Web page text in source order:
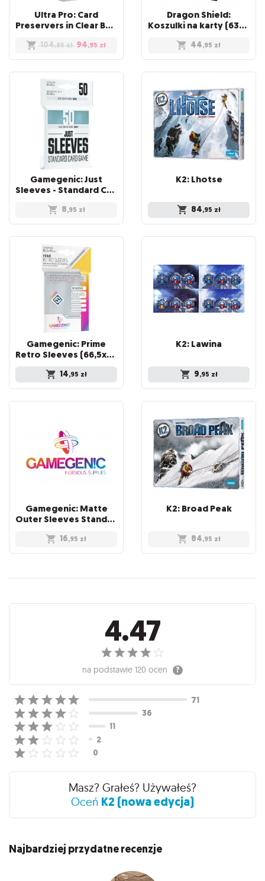
Ultra Pro: Card
Preservers in Clear Box (100)
104,95 zł 94,95 zł
Dragon Shield:
Koszulki na karty (63x88 mm) "Standard Size" Non-Glare, 100 sztuk, Clear
44,95 zł
Gamegenic: Just
Sleeves - Standard Card Game Sleeves (66x91 mm), 50 sztuk
8,95 zł
K2: Lhotse
84,95 zł
Gamegenic: Prime
Retro Sleeves (66,5x94 mm) 50 sztuk, Clear
14,95 zł
K2:Lawina
9,95 zł
Gamegenic: Matte
Outer Sleeves Standard (66x91 mm), 50 sztuk
16,95 zł
K2: Broad Peak
84,95 zł
Recenzje
4.47
na podstawie 120 ocen
Masz? Grałeś? Używałeś?
Oceń K2 (nowa edycja)
Najbardziej przydatne recenzje